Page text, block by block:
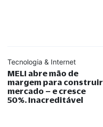
Tecnologia & Internet
MELI abre mão de
margem para construir
mercado – e cresce
50%. Inacreditável